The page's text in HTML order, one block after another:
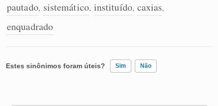
pautado, sistemático, instituído, caxias,
enquadrado
Estes sinônimos foram úteis? Sim Não